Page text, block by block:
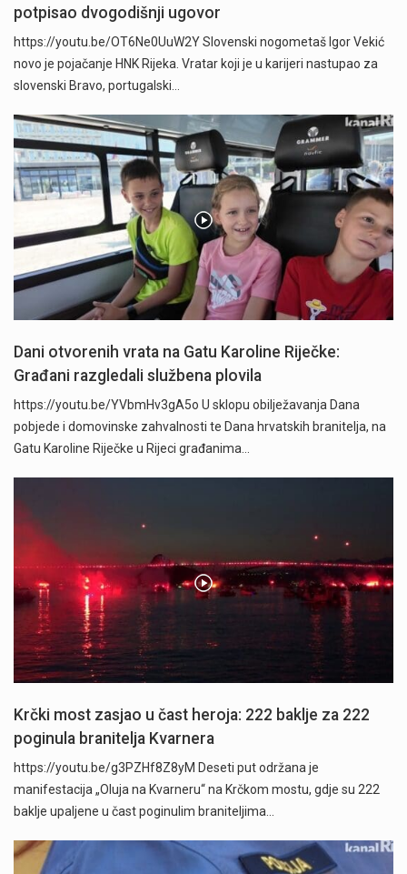
potpisao dvogodišnji ugovor
https://youtu.be/OT6Ne0UuW2Y Slovenski nogometaš Igor Vekić
novo je pojačanje HNK Rijeka. Vratar koji je u karijeri nastupao za
slovenski Bravo, portugalski…
Dani otvorenih vrata na Gatu Karoline Riječke:
Građani razgledali službena plovila
https://youtu.be/YVbmHv3gA5o U sklopu obilježavanja Dana
pobjede i domovinske zahvalnosti te Dana hrvatskih branitelja, na
Gatu Karoline Riječke u Rijeci građanima…
Krčki most zasjao u čast heroja: 222 baklje za 222
poginula branitelja Kvarnera
https://youtu.be/g3PZHf8Z8yM Deseti put održana je
manifestacija „Oluja na Kvarneru“ na Krčkom mostu, gdje su 222
baklje upaljene u čast poginulim braniteljima…